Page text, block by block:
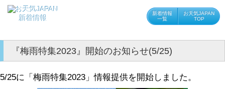
新着情報
新着情報
一覧
お天気JAPAN
TOP
『梅雨特集2023』開始のお知らせ(5/25)
5/25に「梅雨特集2023」情報提供を開始しました。